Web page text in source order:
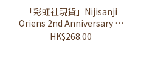
「彩虹社現貨」Nijisanji
Oriens 2nd Anniversary 宇
佐美リト
HK$268.00